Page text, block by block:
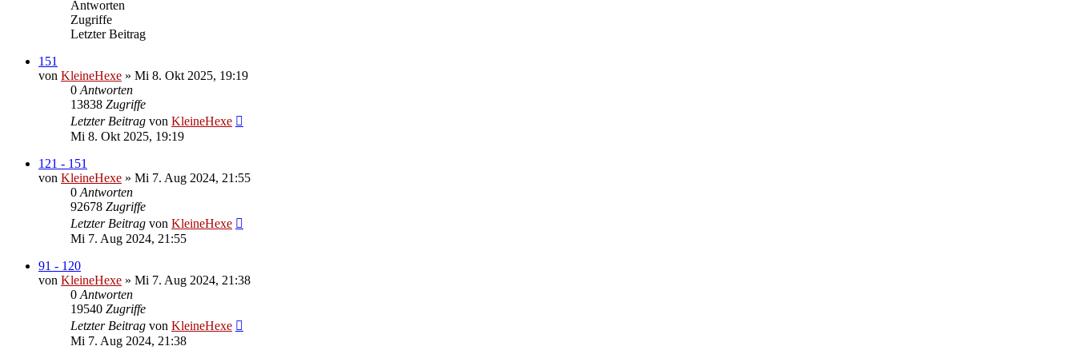
Antworten
Zugriffe
Letzter Beitrag
151
von KleineHexe » Mi 8. Okt 2025, 19:19
0 Antworten
13838 Zugriffe
Letzter Beitrag von KleineHexe
Mi 8. Okt 2025, 19:19
121 - 151
von KleineHexe » Mi 7. Aug 2024, 21:55
0 Antworten
92678 Zugriffe
Letzter Beitrag von KleineHexe
Mi 7. Aug 2024, 21:55
91 - 120
von KleineHexe » Mi 7. Aug 2024, 21:38
0 Antworten
19540 Zugriffe
Letzter Beitrag von KleineHexe
Mi 7. Aug 2024, 21:38